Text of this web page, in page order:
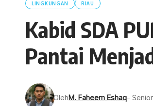
LINGKUNGAN RIAU
Kabid SDA
Pantai
OlehM. Faheem Eshaq-